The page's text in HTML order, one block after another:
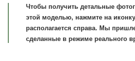
Чтобы получить детальные
этой моделью, нажмите на
располагается справа. Мы
сделанные в режиме реального